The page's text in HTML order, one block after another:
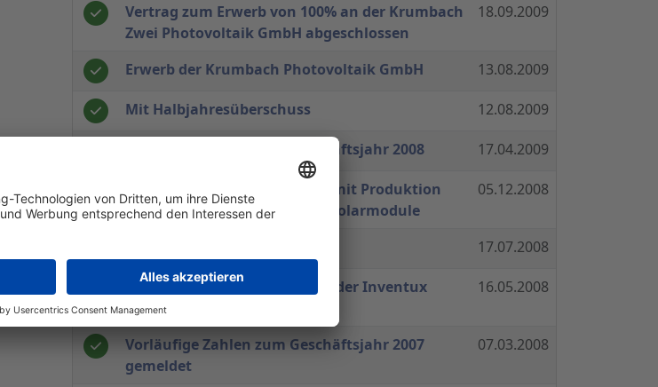
Vertrag zum Erwerb von 100% an der Krumbach
Zwei Photovoltaik GmbH abgeschlossen
18.09.2009
Erwerb der Krumbach Photovoltaik GmbH 13.08.2009
Mit Halbjahresüberschuss 12.08.2009
Vorläufige Zahlen zum Geschäftsjahr 2008 17.04.2009
Beteiligung Inventux startet mit Produktion
mikromorpher Dünnschicht-Solarmodule
05.12.2008
17.07.2008
Erfolgreiche Syndizierung bei der Inventux
Technologies AG
16.05.2008
Vorläufige Zahlen zum Geschäftsjahr 2007
gemeldet
07.03.2008